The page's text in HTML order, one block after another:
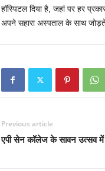
हॉस्पिटल दिया है, जहां पर हर
अपने सहारा अस्पताल के साथ
Previous article
एपी सेन कॉलेज के सावन उत्सव में